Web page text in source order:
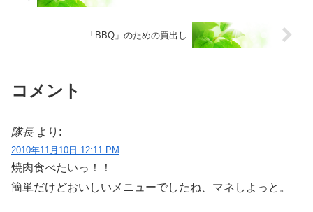
「BBQ」のための買出し
コメント
隊長 より:
2010年11月10日 12:11 PM
焼肉食べたいっ！！
簡単だけどおいしいメニューでしたね、マネしよっと。